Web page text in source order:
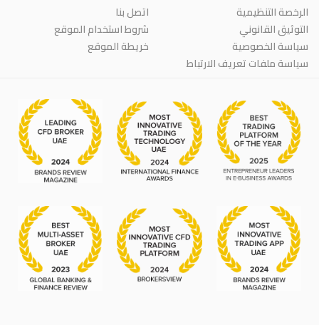
الرخصة التنظيمية
التوثيق القانوني
سياسة الخصوصية
سياسة ملفات تعريف الارتباط
اتصل بنا
شروط استخدام الموقع
خريطة الموقع